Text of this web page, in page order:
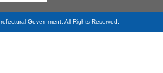
Government. All Rights Reserved.